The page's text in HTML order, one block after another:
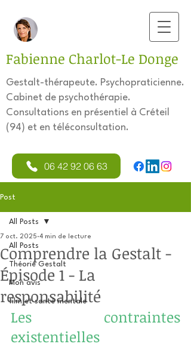
Fabienne Charlot-Le Donge
Gestalt-thérapeute. Psychopraticienne.
Cabinet de psychothérapie.
Consultations en présentiel à Créteil
(94) et en téléconsultation.
06 42 92 06 63
Post
All Posts
Théorie Gestalt
Mon avis
film et santé mentale
All Posts
Comprendre la Gestalt -
Épisode 1 - La
responsabilité
7 oct. 2025 4 min de lecture
Les contraintes
existentielles